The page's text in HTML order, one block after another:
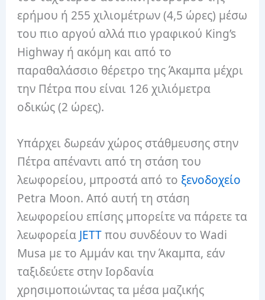
ερήμου ή 255 χιλιομέτρων (4,5 ώρες) μέσω
του πιο αργού αλλά πιο γραφικού King’s
Highway ή ακόμη και από το
παραθαλάσσιο θέρετρο της Άκαμπα μέχρι
την Πέτρα που είναι 126 χιλιόμετρα
οδικώς (2 ώρες).
Υπάρχει δωρεάν χώρος στάθμευσης στην
Πέτρα απέναντι από τη στάση του
λεωφορείου, μπροστά από το ξενοδοχείο
Petra Moon. Από αυτή τη στάση
λεωφορείου επίσης μπορείτε να πάρετε τα
λεωφορεία JETTπου συνδέουν το Wadi
Musa με το Αμμάν και την Άκαμπα, εάν
ταξιδεύετε στην Ιορδανία
χρησιμοποιώντας τα μέσα μαζικής